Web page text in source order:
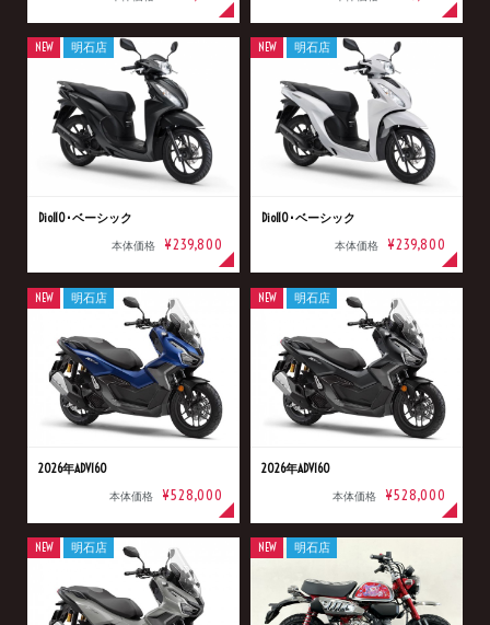
Dio110･ベーシック
本体価格 ¥239,800
NEW 明石店
Dio110･ベーシック
本体価格 ¥239,800
NEW 明石店
2026年ADV160
本体価格 ¥528,000
NEW 明石店
2026年ADV160
本体価格 ¥528,000
NEW 明石店
NEW 明石店 NEW 明石店